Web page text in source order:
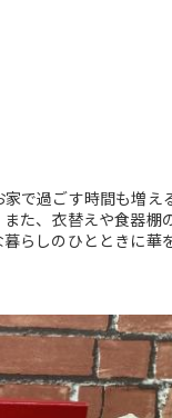
で過ごす時間も増え
た、衣替えや食器棚
らしのひとときに華